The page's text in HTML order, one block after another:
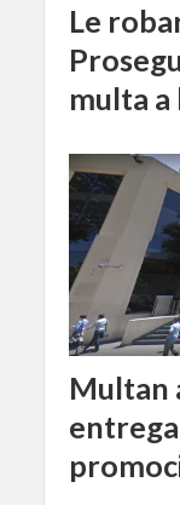
Le
multa a
Multan